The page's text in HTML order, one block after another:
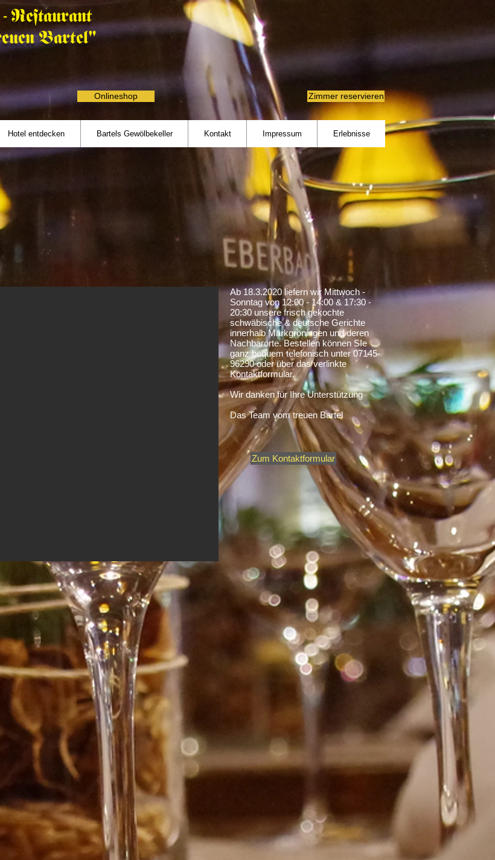
Restaurant
Bartel"
Onlineshop Zimmer reservieren
Hotel entdecken Bartels Gewölbekeller Kontakt Impressum Erlebnisse
Ab 18.3.2020 liefern wir Mittwoch -
Sonntag von 12:00 - 14:00 & 17:30 -
20:30 unsere frisch gekochte
schwäbische & deutsche Gerichte
innerhalb Markgröningen und deren
Nachbarorte. Bestellen können SIe
ganz bequem telefonisch unter 07145-
96290 oder über das verlinkte
Kontaktformular.
Wir danken für Ihre Unterstützung
Das Team vom treuen Bartel
Zum Kontaktformular